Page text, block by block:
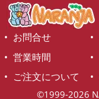
お問合せ
営業時間
ご注文について
©1999-2026